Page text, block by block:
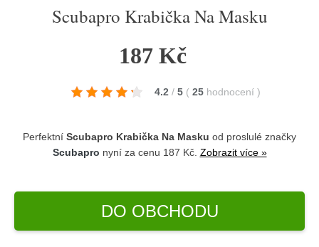
Scubapro Krabička Na Masku
187 Kč
4.2 / 5 ( 25 hodnocení )
Perfektní Scubapro Krabička Na Masku od proslulé značky
Scubapro nyní za cenu 187 Kč. Zobrazit více »
DO OBCHODU